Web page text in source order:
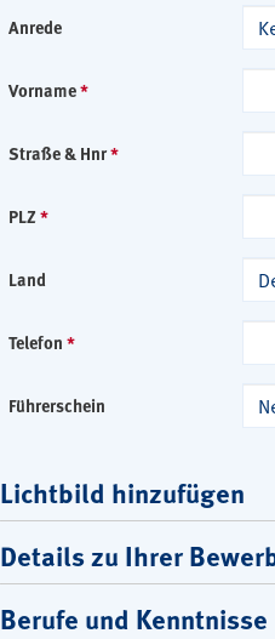
Anrede
Vorname*
Straße & Hnr*
PLZ*
Land
Telefon *
Führerschein
Lichtbild hinzufügen
Details zu Ihrer
Berufe und Kenntnisse